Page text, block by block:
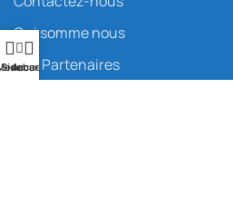
Qui somme nous
Nos Partenaires
Sidebar
Accueil